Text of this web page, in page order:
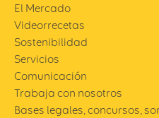
El Mercado
Videorrecetas
Sostenibilidad
Servicios
Comunicación
Trabaja con nosotros
Bases legales, concursos,